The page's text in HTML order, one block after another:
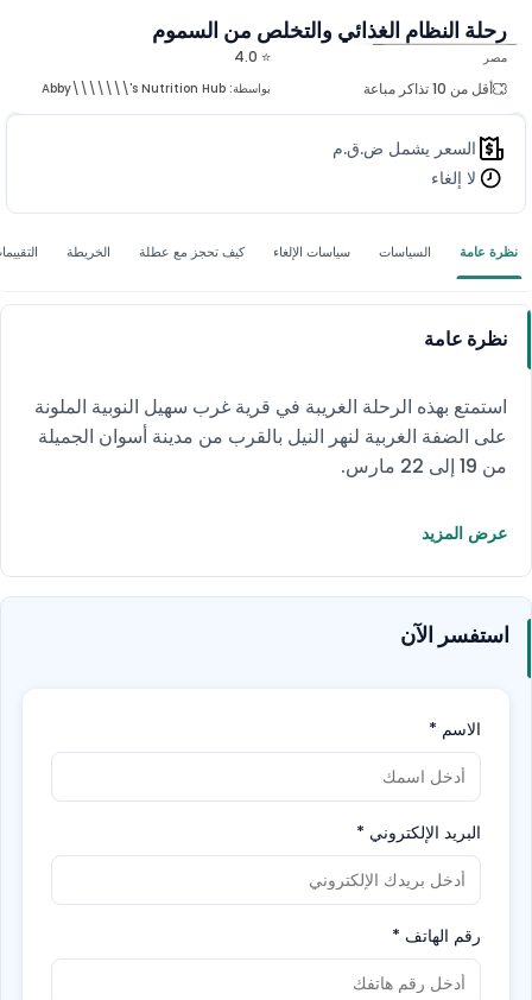
رحلة النظام الغذائي والتخلص من السموم
⭐ 4.0
أقل من 10 تذاكر مباعة
بواسطة: Abby\\\\\\\'s Nutrition Hub
مصرالمزيد من الصور
السعر يشمل ض.ق.م
لا إلغاء
نظرة عامة السياسات سياسات الإلغاء كيف تحجز مع عطلة الخريطة
نظرة عامة
استمتع بهذه الرحلة الغريبة في قرية غرب سهيل النوبية الملونة
على الضفة الغربية لنهر النيل بالقرب من مدينة أسوان الجميلة
من 19 إلى 22 مارس.
عرض المزيد
استفسر الآن
الاسم *
البريد الإلكتروني *
رقم الهاتف *